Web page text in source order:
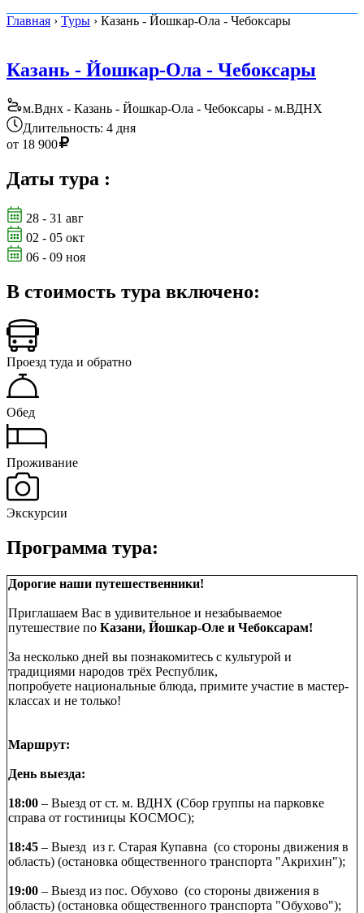
Главная › Туры › Казань - Йошкар-Ола - Чебоксары
Казань - Йошкар-Ола - Чебоксары
м.Вднх - Казань - Йошкар-Ола - Чебоксары - м.ВДНХ
Длительность: 4 дня
от 18 900
Даты тура :
28 - 31 авг
02 - 05 окт
06 - 09 ноя
В стоимость тура включено:
Проезд туда и обратно
Обед
Проживание
Экскурсии
Программа тура:
Дорогие наши путешественники!
Приглашаем Вас в удивительное и незабываемое
путешествие по Казани, Йошкар-Оле и Чебоксарам!
За несколько дней вы познакомитесь с культурой и
традициями народов трёх Республик,
попробуете национальные блюда, примите участие в мастер-
классах и не только!
Маршрут:
День выезда:
18:00 – Выезд от ст. м. ВДНХ (Сбор группы на парковке
справа от гостиницы КОСМОС);
18:45 – Выезд из г. Старая Купавна (со стороны движения в
область) (остановка общественного транспорта "Акрихин");
19:00 – Выезд из пос. Обухово (со стороны движения в
область) (остановка общественного транспорта "Обухово");